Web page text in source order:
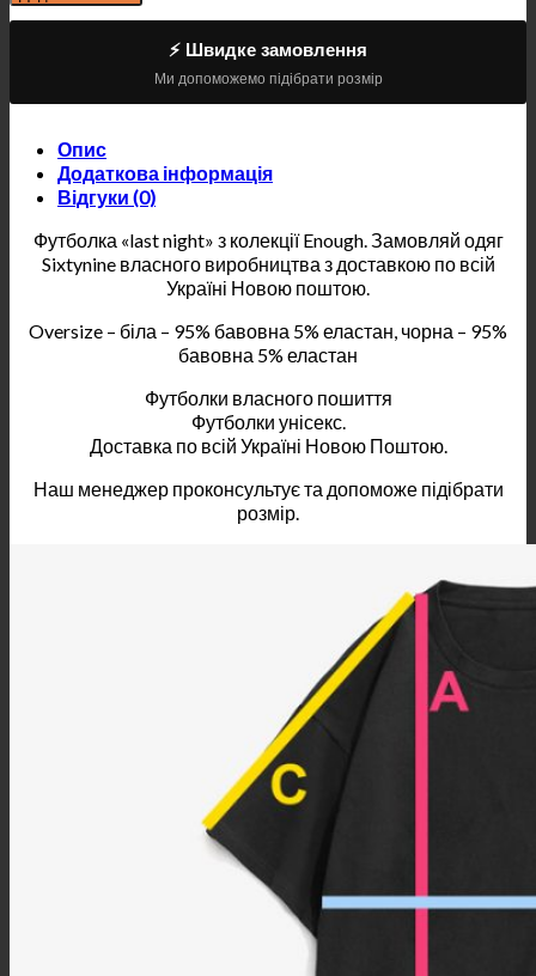
⚡ Швидке замовлення
Ми допоможемо підібрати розмір
Опис
Додаткова інформація
Відгуки (0)
Футболка «last night» з колекції Enough. Замовляй одяг
Sixtynine власного виробництва з доставкою по всій
Україні Новою поштою.
Oversize – біла – 95% бавовна 5% еластан, чорна – 95%
бавовна 5% еластан
Футболки власного пошиття
Футболки унісекс.
Доставка по всій Україні Новою Поштою.
Наш менеджер проконсультує та допоможе підібрати
розмір.